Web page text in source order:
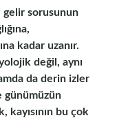
gelir sorusunun
kadar uzanır.
değil, aynı
da derin izler
günümüzün
kayısının bu çok